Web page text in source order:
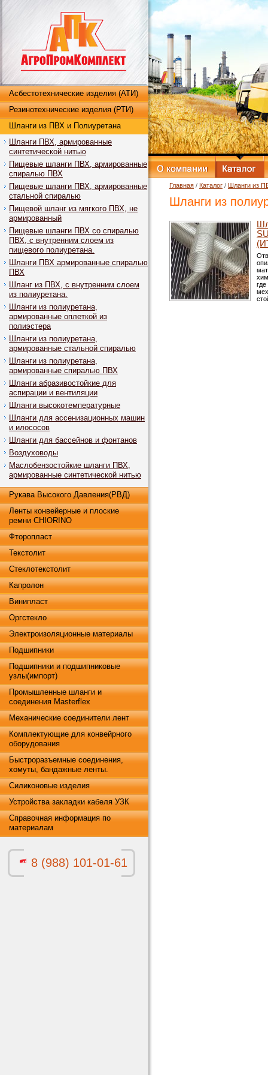
Асбестотехнические изделия (АТИ)
Резинотехнические изделия (РТИ)
Шланги из ПВХ и Полиуретана
Шланги ПВХ, армированные
синтетической нитью
Пищевые шланги ПВХ, армированные
спиралью ПВХ
Пищевые шланги ПВХ, армированные
стальной спиралью
Пищевой шланг из мягкого ПВХ, не
армированный
Пищевые шланги ПВХ со спиралью
ПВХ, с внутренним слоем из
пищевого полиуретана.
Шланги ПВХ армированные спиралью
ПВХ
Шланг из ПВХ, с внутренним слоем
из полиуретана.
Шланги из полиуретана,
армированные оплеткой из
полиэстера
Шланги из полиуретана,
армированные стальной спиралью
Шланги из полиуретана,
армированные спиралью ПВХ
Шланги абразивостойкие для
аспирации и вентиляции
Шланги высокотемпературные
Шланги для ассенизационных машин
и илососов
Шланги для бассейнов и фонтанов
Воздуховоды
Маслобензостойкие шланги ПВХ,
армированные синтетической нитью
Рукава Высокого Давления(РВД)
Ленты конвейерные и плоские
ремни CHIORINO
Фторопласт
Текстолит
Стеклотекстолит
Капролон
Винипласт
Оргстекло
Электроизоляционные материалы
Подшипники
Подшипники и подшипниковые
узлы(импорт)
Промышленные шланги и
соединения Masterflex
Механические соединители лент
Комплектующие для конвейрного
оборудования
Быстроразъемные соединения,
хомуты, бандажные ленты.
Силиконовые изделия
Устройства закладки кабеля УЗК
Справочная информация по
материалам
8 (988) 101-01-61
Главная / Каталог / Шланги из
Шланги из